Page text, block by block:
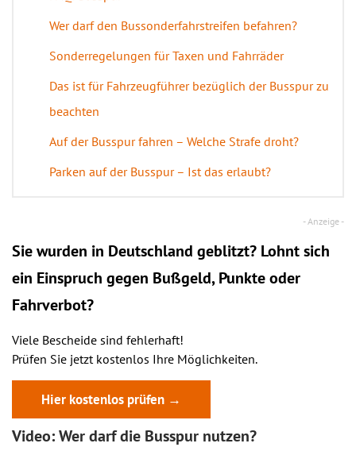
Wer darf den Bussonderfahrstreifen befahren?
Sonderregelungen für Taxen und Fahrräder
Das ist für Fahrzeugführer bezüglich der Busspur zu
beachten
Auf der Busspur fahren – Welche Strafe droht?
Parken auf der Busspur – Ist das erlaubt?
Sie wurden in Deutschland geblitzt? Lohnt sich
ein Einspruch gegen Bußgeld, Punkte oder
Fahrverbot?
Viele Bescheide sind fehlerhaft!
Prüfen Sie jetzt kostenlos Ihre Möglichkeiten.
Hier kostenlos prüfen →
Video: Wer darf die Busspur nutzen?